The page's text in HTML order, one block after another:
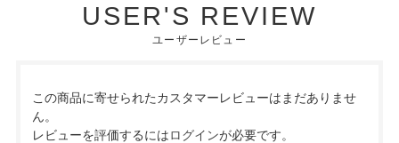
USER'S REVIEW
ユーザーレビュー
この商品に寄せられたカスタマーレビューはまだありませ
ん。
レビューを評価するにはログインが必要です。